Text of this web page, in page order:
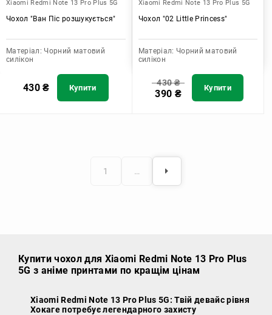
Xiaomi Redmi Note 13 Pro Plus 5G
Чохол "Ван Піс розшукується"
Матеріал: Чорний матовий
силікон
430₴ Купити
Xiaomi Redmi Note 13 Pro Plus 5G
Чохол "02 Little Princess"
Матеріал: Чорний матовий
силікон
430₴
390 ₴ Купити
1 …
Купити чохол для Xiaomi Redmi Note 13 Pro Plus
5G з аніме принтами по кращім цінам
Xiaomi Redmi Note 13 Pro Plus 5G: Твій девайс рівня
Хокаге потребує легендарного захисту